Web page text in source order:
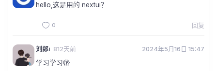
hello,这是用的 nextui？
0 回复
刘郎i 812天前 2024年5月16日 15:47
学习学习🫣